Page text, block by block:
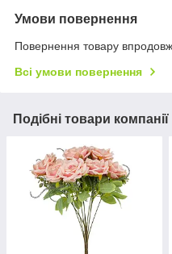
Умови повернення
Повернення товару
Всі умови повернення
Подібні товари компанії